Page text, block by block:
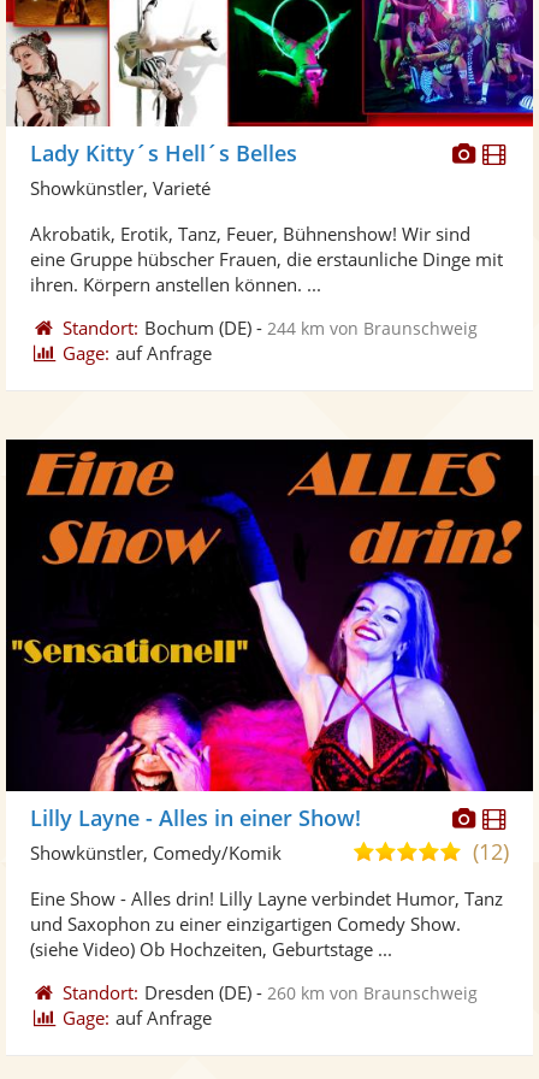
Lady Kitty´s Hell´s Belles
Showkünstler, Varieté
Akrobatik, Erotik, Tanz, Feuer, Bühnenshow! Wir sind
eine Gruppe hübscher Frauen, die erstaunliche Dinge mit
ihren. Körpern anstellen können. ...
Standort: Bochum (DE) - 244 km von Braunschweig
Gage: auf Anfrage
Fotos
Lilly Layne - Alles in einer Show!
5,0
5
(12)
Showkünstler, Comedy/Komik
Eine Show - Alles drin! Lilly Layne verbindet Humor, Tanz
und Saxophon zu einer einzigartigen Comedy Show.
(siehe Video) Ob Hochzeiten, Geburtstage ...
Standort: Dresden (DE) - 260 km von Braunschweig
Gage: auf Anfrage